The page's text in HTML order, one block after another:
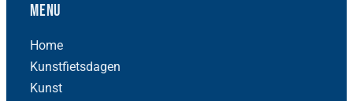
Menu
Home
Kunstfietsdagen
Kunst